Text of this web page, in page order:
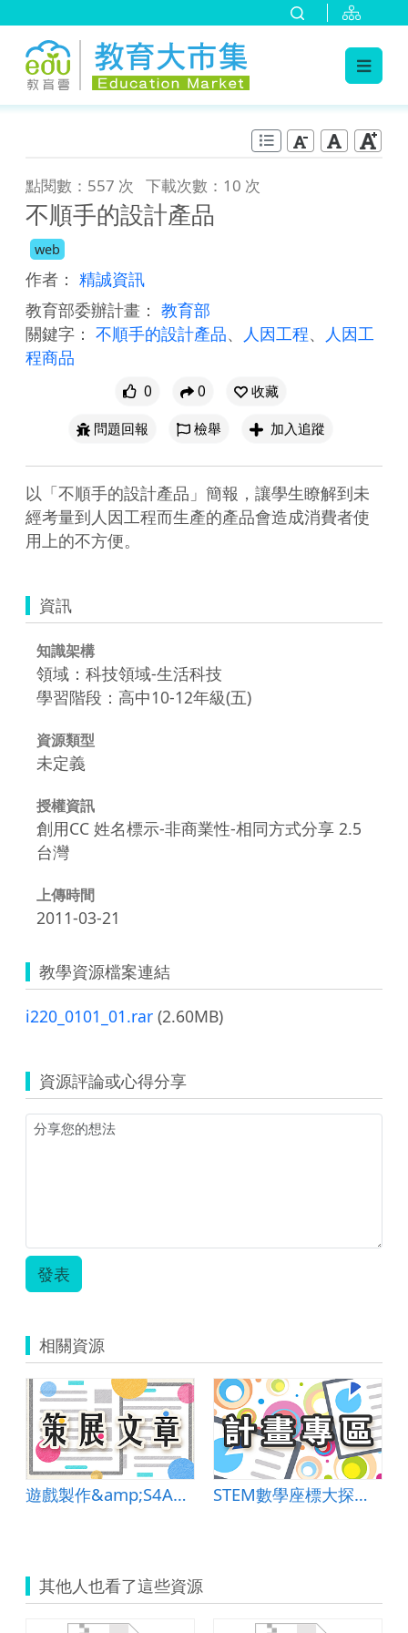
點閱數：557 次 下載次數：10 次
不順手的設計產品
web
作者： 精誠資訊
教育部委辦計畫： 教育部
關鍵字： 不順手的設計產品、 人因工程、
人因工
程商品
0 0
收藏
問題回報
檢舉 加入追蹤
以「不順手的設計產品」簡報，讓學生瞭解到未
經考量到人因工程而生產的產品會造成消費者使
用上的不方便。
資訊
知識架構
領域：科技領域-生活科技
學習階段：高中10-12年級(五)
資源類型
未定義
授權資訊
創用CC 姓名標示-非商業性-相同方式分享 2.5
台灣
上傳時間
2011-03-21
教學資源檔案連結
i220_0101_01.rar (2.60MB)
資源評論或心得分享
發表
相關資源
遊戲製作&amp;S4A初體驗 STEM數學座標大探索-融合科技與工程的數學課
其他人也看了這些資源